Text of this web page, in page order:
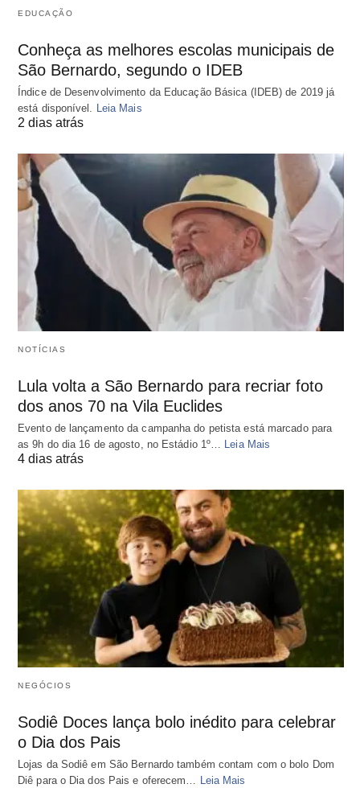
EDUCAÇÃO
Conheça as melhores escolas municipais de
São Bernardo, segundo o IDEB
Índice de Desenvolvimento da Educação Básica (IDEB) de 2019 já
está disponível. Leia Mais
2 dias atrás
NOTÍCIAS
Lula volta a São Bernardo para recriar foto
dos anos 70 na Vila Euclides
Evento de lançamento da campanha do petista está marcado para
as 9h do dia 16 de agosto, no Estádio 1º…
Leia Mais
4 dias atrás
NEGÓCIOS
Sodiê Doces lança bolo inédito para celebrar
o Dia dos Pais
Lojas da Sodiê em São Bernardo também contam com o bolo Dom
Diê para o Dia dos Pais e oferecem… Leia Mais